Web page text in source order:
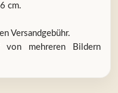
cm.
Versandgebühr.
mehreren Bildern